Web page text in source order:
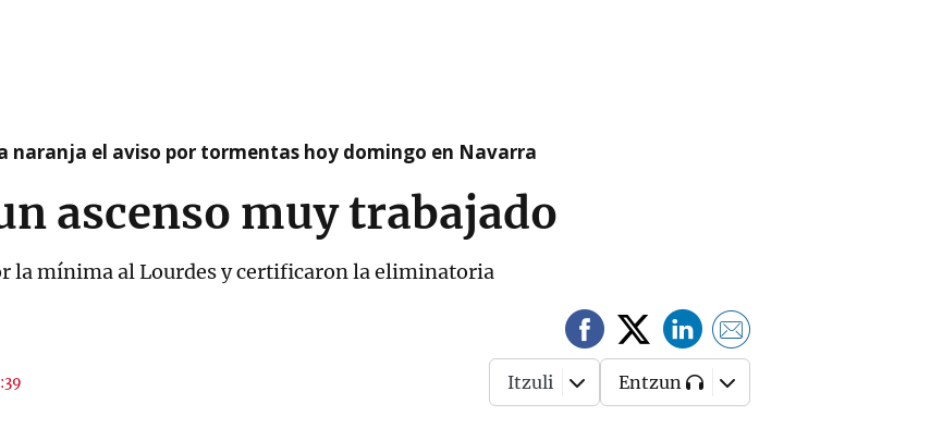
naranja el aviso por tormentas hoy domingo en Navarra
ascenso muy trabajado
la mínima al Lourdes y certificaron la eliminatoria
Itzuli Entzun